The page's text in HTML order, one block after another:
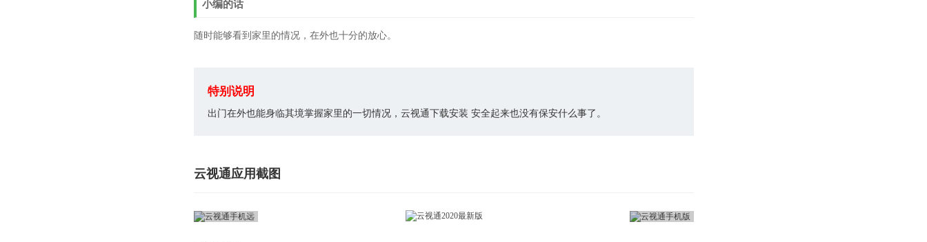
小编的话
随时能够看到家里的情况，在外也十分的放心。
特别说明
出门在外也能身临其境掌握家里的一切情况，云视通下载安装 安全起来也没有保安什么事了。
云视通应用截图